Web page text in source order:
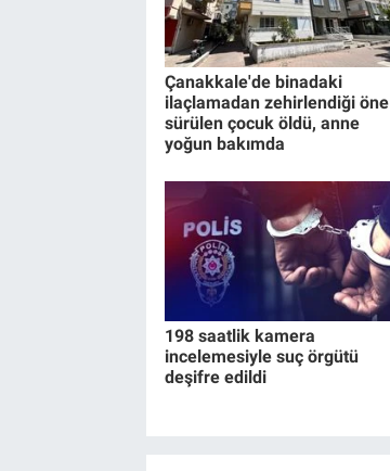
Çanakkale'de binadaki
ilaçlamadan zehirlendiği öne
sürülen çocuk öldü, anne
yoğun bakımda
198 saatlik kamera
incelemesiyle suç örgütü
deşifre edildi